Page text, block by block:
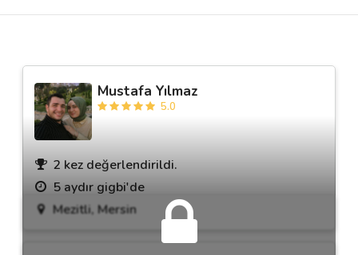
Mustafa Yılmaz
5.0
2 kez değerlendirildi.
5 aydır gigbi'de
Mezitli, Mersin